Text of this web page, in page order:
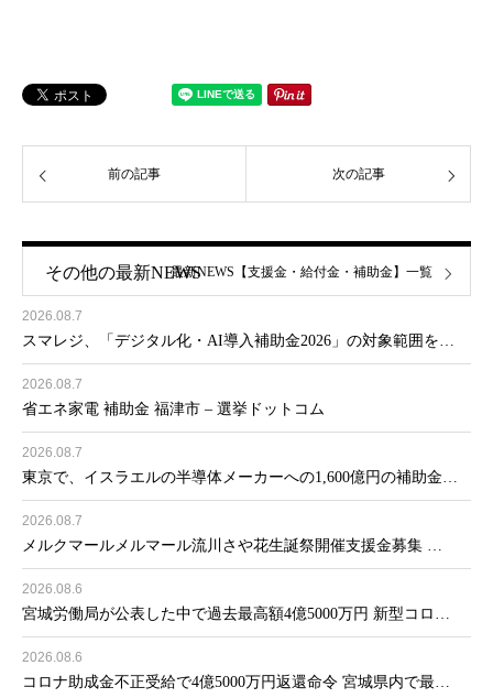
前の記事 次の記事
その他の最新NEWS
2026.08.7
スマレジ、「デジタル化・AI導入補助金2026」の対象範囲を…
2026.08.7
省エネ家電 補助金 福津市 – 選挙ドットコム
2026.08.7
東京で、イスラエルの半導体メーカーへの1,600億円の補助金…
2026.08.7
メルクマールメルマール流川さや花生誕祭開催支援金募集 …
2026.08.6
宮城労働局が公表した中で過去最高額4億5000万円 新型コロ…
2026.08.6
コロナ助成金不正受給で4億5000万円返還命令 宮城県内で最…
最新NEWS【支援金・給付金・補助金】一覧